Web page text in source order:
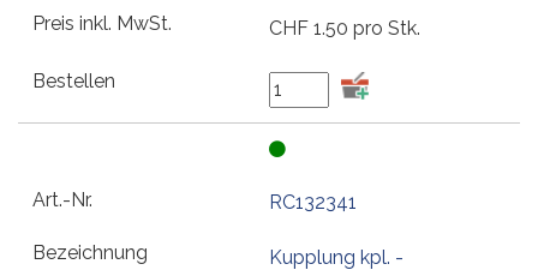
CHF 1.50 pro Stk.
RC132341
Kupplung kpl. -